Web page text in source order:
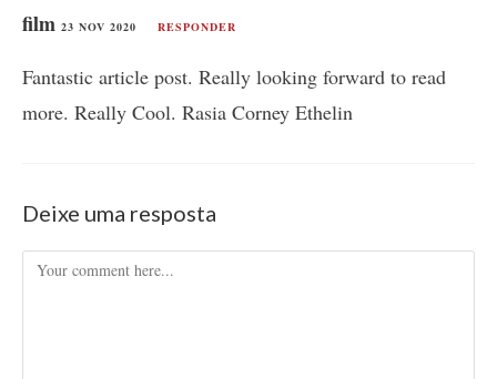
film 23 NOV 2020 RESPONDER
Fantastic article post. Really looking forward to read
more. Really Cool. Rasia Corney Ethelin
Deixe uma resposta
Comment